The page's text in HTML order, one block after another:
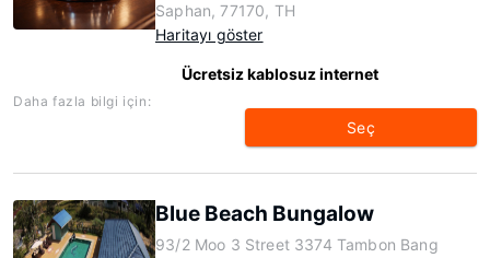
Saphan, 77170, TH
Haritayı göster
Ücretsiz kablosuz internet
Daha fazla bilgi için:
Seç
Blue Beach Bungalow
93/2 Moo 3 Street 3374 Tambon Bang